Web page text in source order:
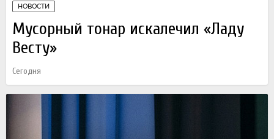
НОВОСТИ
Мусорный тонар искалечил «Ладу
Весту»
Сегодня